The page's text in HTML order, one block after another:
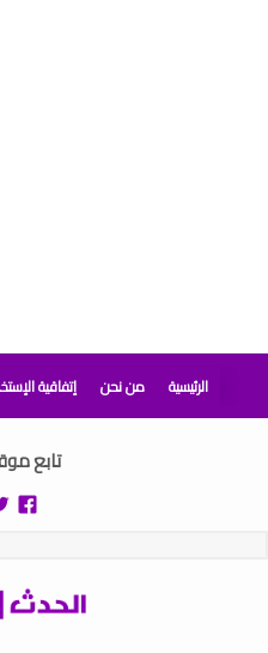
الرئيسية من نحن إتفاقية
تابع